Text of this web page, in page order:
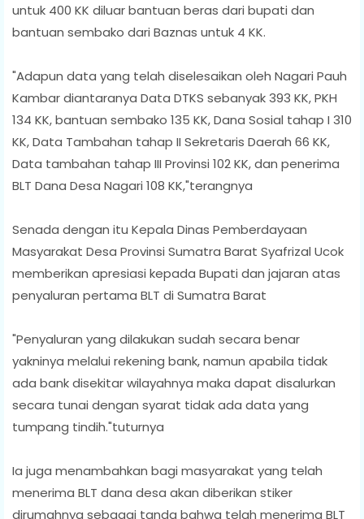
untuk 400 KK diluar bantuan beras dari bupati dan
bantuan sembako dari Baznas untuk 4 KK.
"Adapun data yang telah diselesaikan oleh Nagari Pauh
Kambar diantaranya Data DTKS sebanyak 393 KK, PKH
134 KK, bantuan sembako 135 KK, Dana Sosial tahap I 310
KK, Data Tambahan tahap II Sekretaris Daerah 66 KK,
Data tambahan tahap III Provinsi 102 KK, dan penerima
BLT Dana Desa Nagari 108 KK,"terangnya
Senada dengan itu Kepala Dinas Pemberdayaan
Masyarakat Desa Provinsi Sumatra Barat Syafrizal Ucok
memberikan apresiasi kepada Bupati dan jajaran atas
penyaluran pertama BLT di Sumatra Barat
"Penyaluran yang dilakukan sudah secara benar
yakninya melalui rekening bank, namun apabila tidak
ada bank disekitar wilayahnya maka dapat disalurkan
secara tunai dengan syarat tidak ada data yang
tumpang tindih."tuturnya
Ia juga menambahkan bagi masyarakat yang telah
menerima BLT dana desa akan diberikan stiker
dirumahnya sebagai tanda bahwa telah menerima BLT